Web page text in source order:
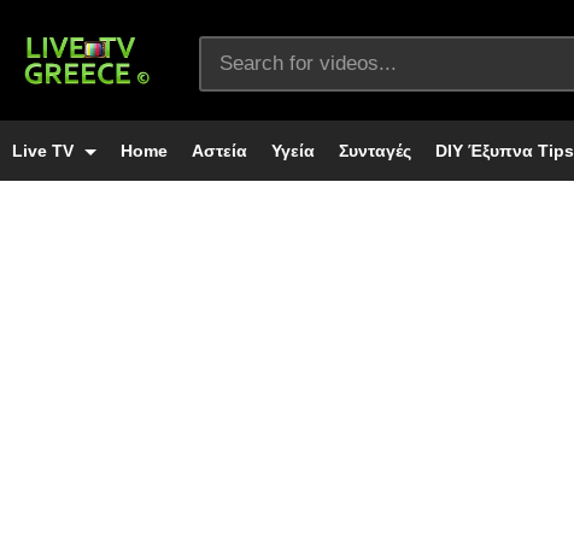
Live TV Home Αστεία Υγεία Συνταγές DIY Έξυπνα Tips